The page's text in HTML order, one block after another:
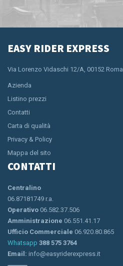
EASY RIDER EXPRESS
Via Lorenzo Vidaschi 12/A, 00152 Roma
Azienda
Listino prezzi
Contatti
Carta di qualità
Privacy & Policy
Mappa del sito
CONTATTI
Centralino
06.87181749 r.a.
Operativo 06.582.37.506
Amministrazione 06.551.41.17
Ufficio Commerciale 06.920.80.865
Whatsapp 388 575 3764
Email: info@easyriderexpress.it